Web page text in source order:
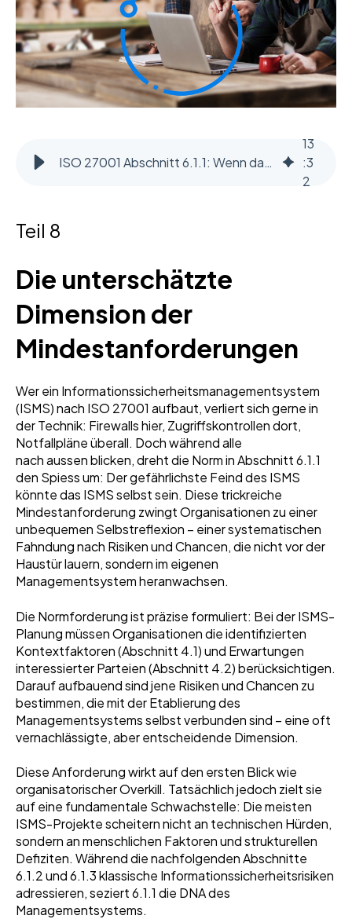
ISO 27001 Abschnitt 6.1.1: Wenn das Managementsystem selbst zum Risiko wird
13
:3
2
Teil 8
Die unterschätzte
Dimension der
Mindestanforderungen
Wer ein Informationssicherheitsmanagementsystem
(ISMS) nach ISO 27001 aufbaut, verliert sich gerne in
der Technik: Firewalls hier, Zugriffskontrollen dort,
Notfallpläne überall. Doch während alle
nach aussen blicken, dreht die Norm in Abschnitt 6.1.1
den Spiess um: Der gefährlichste Feind des ISMS
könnte das ISMS selbst sein. Diese trickreiche
Mindestanforderung zwingt Organisationen zu einer
unbequemen Selbstreflexion – einer systematischen
Fahndung nach Risiken und Chancen, die nicht vor der
Haustür lauern, sondern im eigenen
Managementsystem heranwachsen.
Die Normforderung ist präzise formuliert: Bei der ISMS-
Planung müssen Organisationen die identifizierten
Kontextfaktoren (Abschnitt 4.1) und Erwartungen
interessierter Parteien (Abschnitt 4.2) berücksichtigen.
Darauf aufbauend sind jene Risiken und Chancen zu
bestimmen, die mit der Etablierung des
Managementsystems selbst verbunden sind – eine oft
vernachlässigte, aber entscheidende Dimension.
Diese Anforderung wirkt auf den ersten Blick wie
organisatorischer Overkill. Tatsächlich jedoch zielt sie
auf eine fundamentale Schwachstelle: Die meisten
ISMS-Projekte scheitern nicht an technischen Hürden,
sondern an menschlichen Faktoren und strukturellen
Defiziten. Während die nachfolgenden Abschnitte
6.1.2 und 6.1.3 klassische Informationssicherheitsrisiken
adressieren, seziert 6.1.1 die DNA des
Managementsystems.